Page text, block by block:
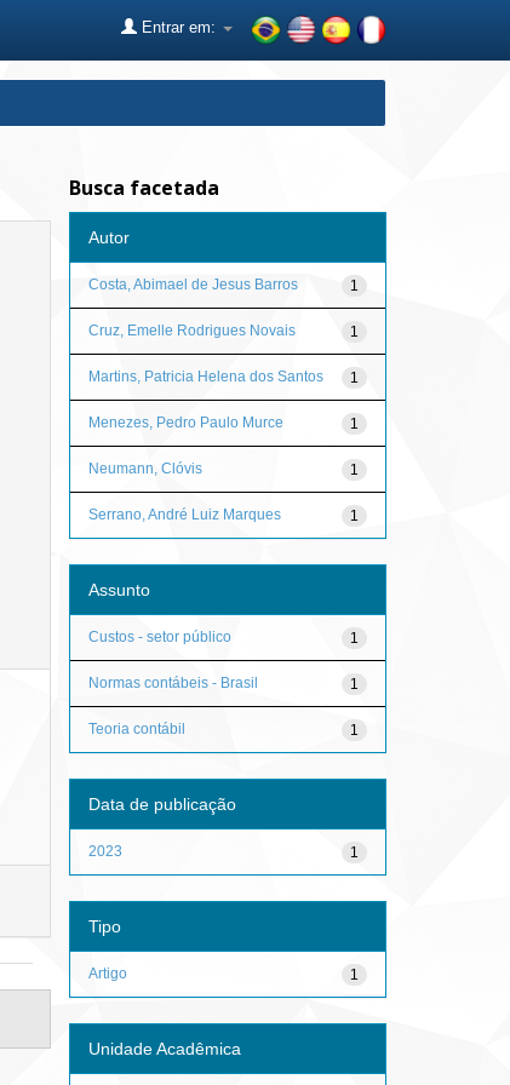
Entrar em:
Busca facetada
Autor
1
Costa, Abimael de Jesus Barros
1
Cruz, Emelle Rodrigues Novais
1
Martins, Patricia Helena dos Santos
1
Menezes, Pedro Paulo Murce
1
Neumann, Clóvis
1
Serrano, André Luiz Marques
Assunto
1
Custos - setor público
1
Normas contábeis - Brasil
1
Teoria contábil
Data de publicação
1
2023
Tipo
1
Artigo
Unidade Acadêmica